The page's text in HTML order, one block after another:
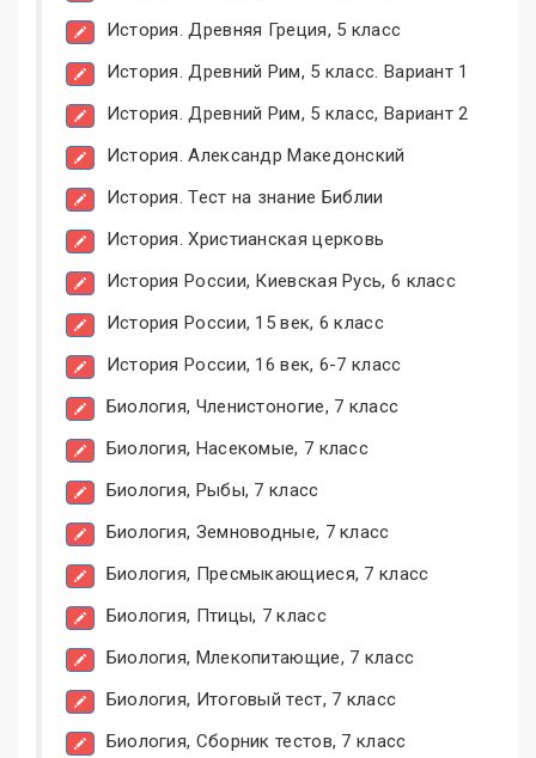
История. Древняя Греция, 5 класс
История. Древний Рим, 5 класс. Вариант 1
История. Древний Рим, 5 класс, Вариант 2
История. Александр Македонский
История. Тест на знание Библии
История. Христианская церковь
История России, Киевская Русь, 6 класс
История России, 15 век, 6 класс
История России, 16 век, 6-7 класс
Биология, Членистоногие, 7 класс
Биология, Насекомые, 7 класс
Биология, Рыбы, 7 класс
Биология, Земноводные, 7 класс
Биология, Пресмыкающиеся, 7 класс
Биология, Птицы, 7 класс
Биология, Млекопитающие, 7 класс
Биология, Итоговый тест, 7 класс
Биология, Сборник тестов, 7 класс